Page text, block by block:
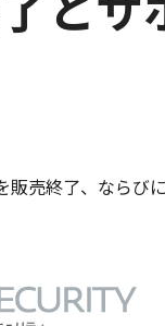
売終了、ならび